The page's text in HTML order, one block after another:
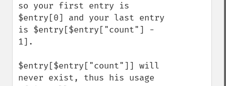
so your first entry is
$entry[0] and your last entry
is $entry[$entry["count"] -
1].
$entry[$entry["count"]] will
never exist, thus his usage